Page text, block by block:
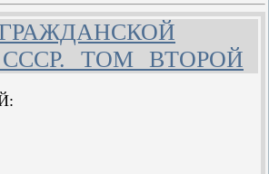
ТОМ ВТОРОЙ